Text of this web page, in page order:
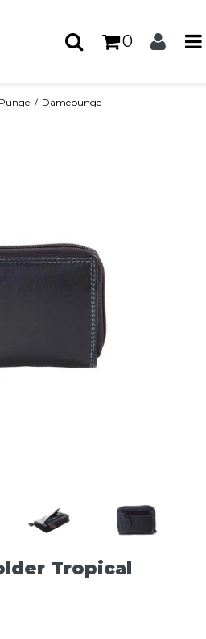
0
Punge / Damepunge
Tropical